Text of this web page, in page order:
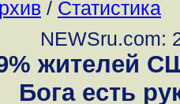
/ Статистика
NEWSru.com:
жителей
Бога есть